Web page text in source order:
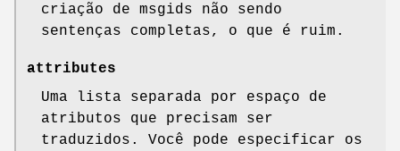
criação de msgids não sendo
sentenças completas, o que é ruim.
attributes
Uma lista separada por espaço de
atributos que precisam ser
traduzidos. Você pode especificar os